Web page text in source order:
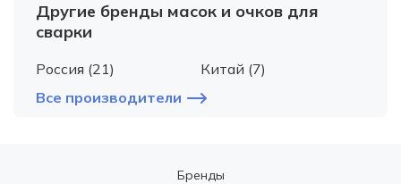
Другие бренды масок и очков для
сварки
Россия (21)
Китай (7)
Все производители
Бренды